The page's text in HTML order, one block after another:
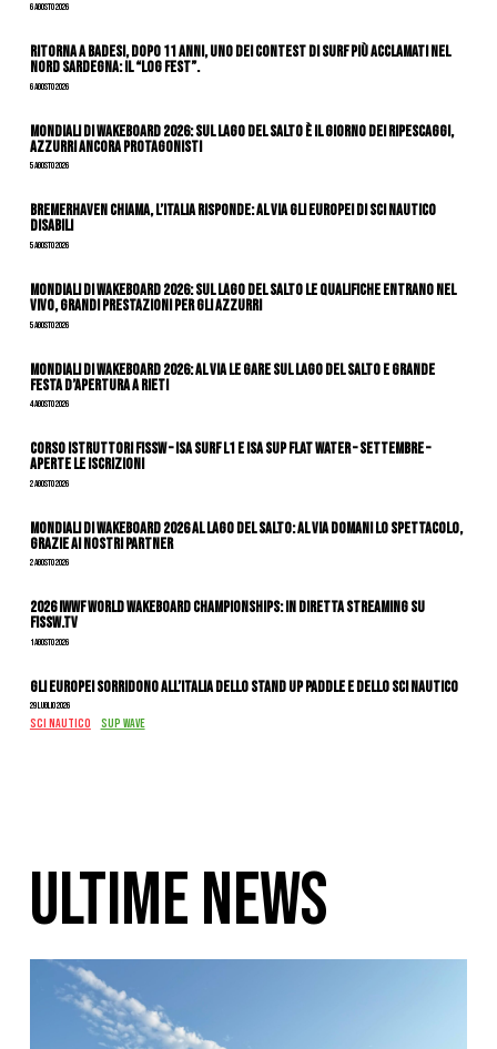
6 Agosto 2026
Ritorna a Badesi, dopo 11 anni, uno dei contest di surf più acclamati nel
nord Sardegna: il “Log Fest”.
6 Agosto 2026
Mondiali di Wakeboard 2026: sul Lago del Salto è il giorno dei ripescaggi,
azzurri ancora protagonisti
5 Agosto 2026
Bremerhaven chiama, l’Italia risponde: al via gli Europei di Sci Nautico
Disabili
5 Agosto 2026
Mondiali di Wakeboard 2026: sul Lago del Salto le qualifiche entrano nel
vivo, grandi prestazioni per gli azzurri
5 Agosto 2026
Mondiali di Wakeboard 2026: al via le gare sul Lago del Salto e grande
festa d’apertura a Rieti
4 Agosto 2026
CORSO ISTRUTTORI FISSW – ISA SURF L1 e ISA SUP Flat Water – SETTEMBRE –
APERTE LE ISCRIZIONI
2 Agosto 2026
Mondiali di Wakeboard 2026 al Lago del Salto: al via domani lo spettacolo,
grazie ai nostri Partner
2 Agosto 2026
2026 IWWF WORLD WAKEBOARD CHAMPIONSHIPS: IN DIRETTA STREAMING SU
FISSW.TV
1 Agosto 2026
Gli Europei sorridono all’Italia dello stand up paddle e dello sci nautico
29 Luglio 2026
SCI NAUTICO SUP WAVE
ULTIME NEWS